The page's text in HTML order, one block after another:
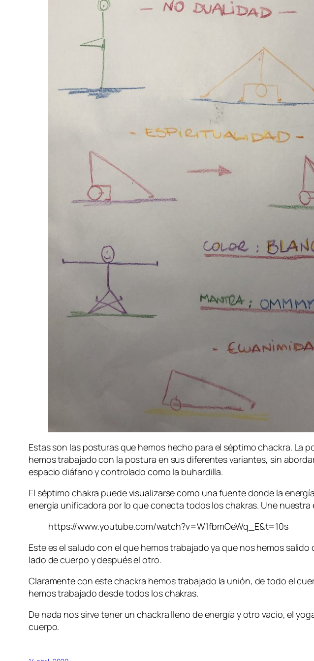
Estas son las posturas que hemos hecho para el séptimo chackra. La
hemos trabajado con la postura en sus diferentes variantes, sin
espacio diáfano y controlado como la buhardilla.
El séptimo chakra puede visualizarse como una fuente donde la
energia unificadora por lo que conecta todos los chakras. Une nuestra
https://www.youtube.com/watch?v=W1fbmOeWq_E&t=10s
Este es el saludo con el que hemos trabajado ya que nos hemos
lado de cuerpo y después el otro.
Claramente con este chackra hemos trabajado la unión, de todo el
hemos trabajado desde todos los chakras.
De nada nos sirve tener un chackra lleno de energía y otro vacío, el
cuerpo.